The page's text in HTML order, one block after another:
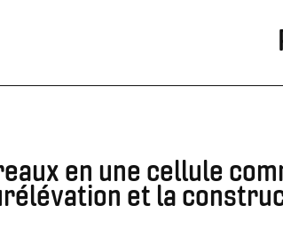
en une cellule
et la